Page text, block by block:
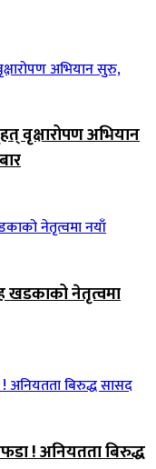
वृक्षारोपण अभियान
खडकाको नेतृत्वमा
! अनियतता बिरुद्ध